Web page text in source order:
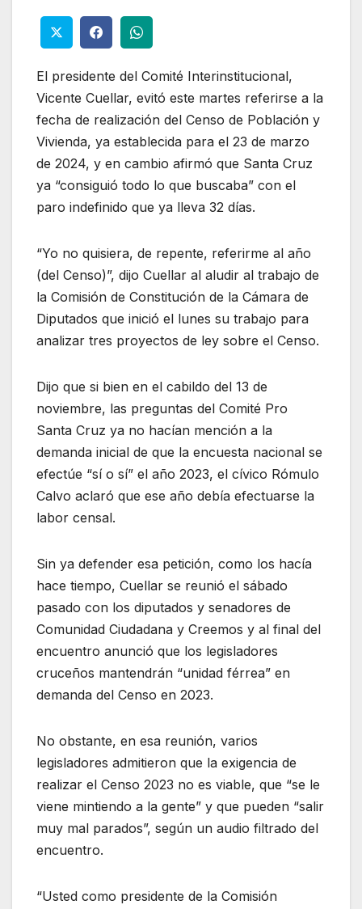
El presidente del Comité Interinstitucional,
Vicente Cuellar, evitó este martes referirse a la
fecha de realización del Censo de Población y
Vivienda, ya establecida para el 23 de marzo
de 2024, y en cambio afirmó que Santa Cruz
ya “consiguió todo lo que buscaba” con el
paro indefinido que ya lleva 32 días.
“Yo no quisiera, de repente, referirme al año
(del Censo)”, dijo Cuellar al aludir al trabajo de
la Comisión de Constitución de la Cámara de
Diputados que inició el lunes su trabajo para
analizar tres proyectos de ley sobre el Censo.
Dijo que si bien en el cabildo del 13 de
noviembre, las preguntas del Comité Pro
Santa Cruz ya no hacían mención a la
demanda inicial de que la encuesta nacional se
efectúe “sí o sí” el año 2023, el cívico Rómulo
Calvo aclaró que ese año debía efectuarse la
labor censal.
Sin ya defender esa petición, como los hacía
hace tiempo, Cuellar se reunió el sábado
pasado con los diputados y senadores de
Comunidad Ciudadana y Creemos y al final del
encuentro anunció que los legisladores
cruceños mantendrán “unidad férrea” en
demanda del Censo en 2023.
No obstante, en esa reunión, varios
legisladores admitieron que la exigencia de
realizar el Censo 2023 no es viable, que “se le
viene mintiendo a la gente” y que pueden “salir
muy mal parados”, según un audio filtrado del
encuentro.
“Usted como presidente de la Comisión